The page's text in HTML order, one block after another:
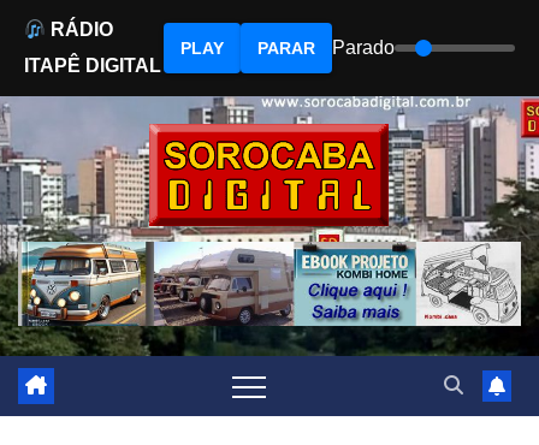
to
content
RÁDIO
ITAPÊ DIGITAL
PLAY PARAR Parado